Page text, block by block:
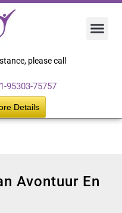
please call
95303-75757
Details
Avontuur En